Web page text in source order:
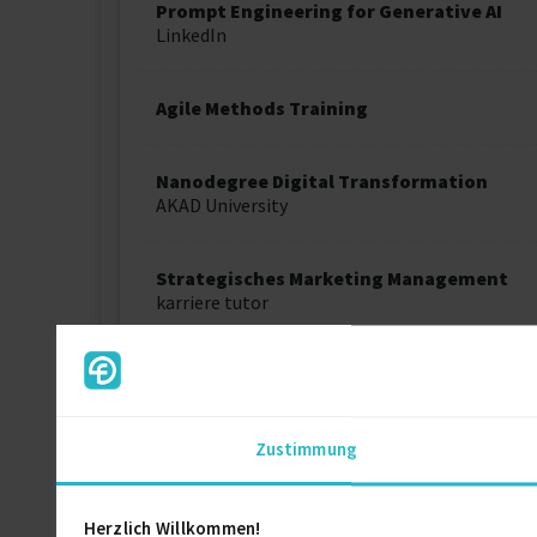
Zustimmung
Herzlich Willkommen!
Prompt Engineering for Generative AI
LinkedIn
Agile Methods Training
Nanodegree Digital Transformation
AKAD University
Strategisches Marketing Management
karriere tutor
Ausbildung